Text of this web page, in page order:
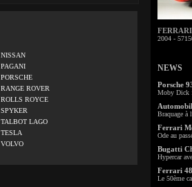
NISSAN
PAGANI
PORSCHE
RANGE ROVER
ROLLS ROYCE
SPYKER
TALBOT LAGO
TESLA
VOLVO
2004 -
NEWS
Porsche
Moby Dick
Braquage à
Ferrari
Ode au
Bugatti
Hypercar
Ferrari
Le 50ème